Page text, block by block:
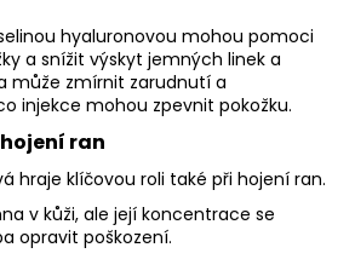
hyaluronovou mohou pomoci
a snížit výskyt jemných linek a
může zmírnit zarudnutí a
injekce mohou zpevnit pokožku.
ran
hraje klíčovou roli také při hojení ran.
v kůži, ale její koncentrace se
opravit poškození.